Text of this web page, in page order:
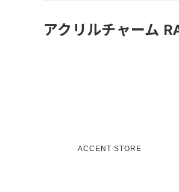
アクリルチャーム